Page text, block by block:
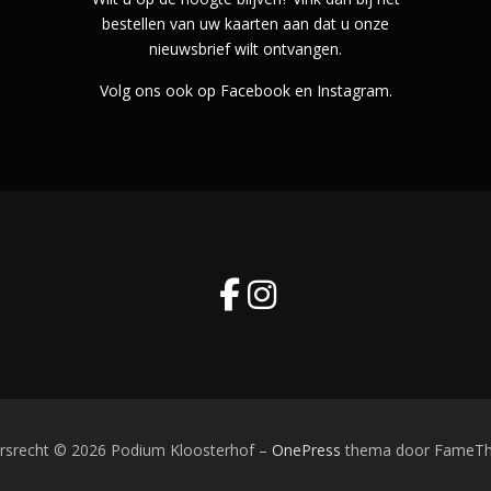
bestellen van uw kaarten aan dat u onze
nieuwsbrief wilt ontvangen.
Volg ons ook op Facebook en Instagram.
© 2026 Podium Kloosterhof – OnePress thema door